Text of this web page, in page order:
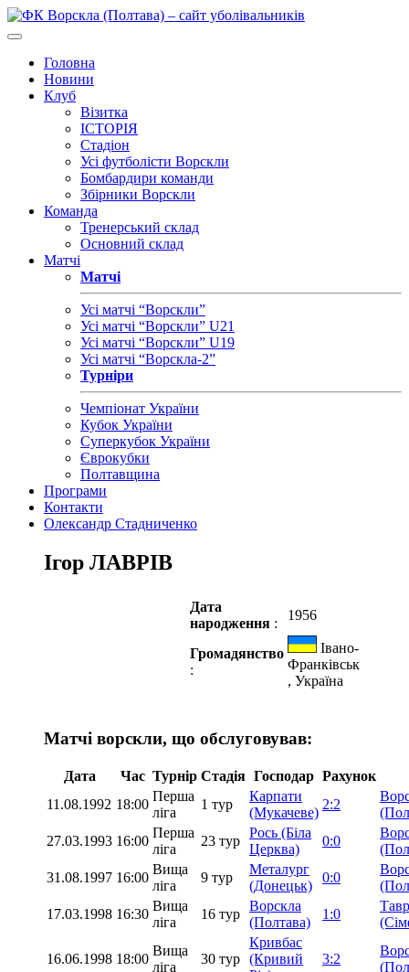
Головна
Новини
Клуб
Візитка
ІСТОРІЯ
Стадіон
Усі футболісти Ворскли
Бомбардири команди
Збірники Ворскли
Команда
Тренерський склад
Основний склад
Матчі
Матчі
Усі матчі “Ворскли”
Усі матчі “Ворскли” U21
Усі матчі “Ворскли” U19
Усі матчі “Ворскла-2”
Турніри
Чемпіонат України
Кубок України
Суперкубок України
Єврокубки
Полтавщина
Програми
Контакти
Олександр Стадниченко
Ігор ЛАВРІВ
Дата
народження :
1956
Громадянство
:
Івано-
Франківськ
, Україна
Матчі ворскли, що обслуговував:
Дата Час Турнір Стадія Господар Рахунок
11.08.1992 18:00
Перша
ліга
1 тур
Карпати
(Мукачеве)
2:2
27.03.1993 16:00
Перша
ліга
23 тур
Рось (Біла
Церква)
0:0
31.08.1997 16:00
Вища
ліга
9 тур
Металург
(Донецьк)
0:0
17.03.1998 16:30
Вища
ліга
16 тур
Ворскла
(Полтава)
1:0
16.06.1998 18:00
Вища
ліга
30 тур
Кривбас
(Кривий
3:2